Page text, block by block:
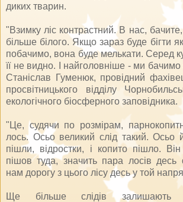
диких тварин.
"Взимку ліс контрастний. В нас,
більше білого. Якщо зараз буде бігти
побачимо, вона буде мелькати. Серед
її не видно. І найголовніше - ми бачимо
Станіслав Гуменюк, провідний
просвітницького відділу
екологічного біосферного заповідника.
"Це, судячи по розмірам,
лось. Осьо великий слід такий. Осьо
пішли, відростки, і копито пішло.
пішов туда, значить пара лосів десь
нам дорогу з цього лісу десь у той
Ще більше слідів залишають